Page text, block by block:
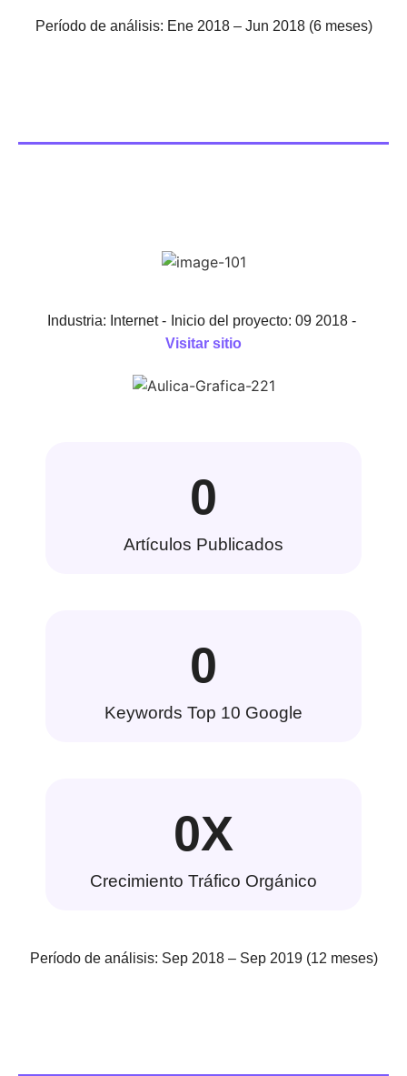
Período de análisis: Ene 2018 – Jun 2018 (6 meses)
Industria: Internet -
Inicio del proyecto: 09 2018 -
Visitar sitio
Artículos Publicados
0
Keywords Top 10 Google
0
Crecimiento Tráfico Orgánico
0X
Período de análisis: Sep 2018 – Sep 2019 (12 meses)